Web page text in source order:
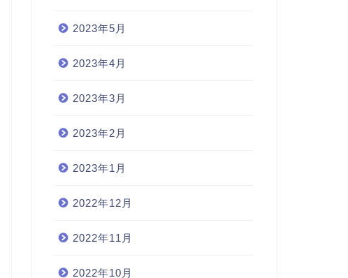
2023年5月
2023年4月
2023年3月
2023年2月
2023年1月
2022年12月
2022年11月
2022年10月